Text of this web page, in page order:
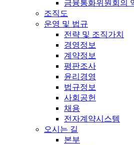
금융통화위원회의
조직도
운영 및 법규
전략 및 조직가치
경영정보
계약정보
평판조사
윤리경영
법규정보
사회공헌
채용
전자계약시스템
오시는 길
본부